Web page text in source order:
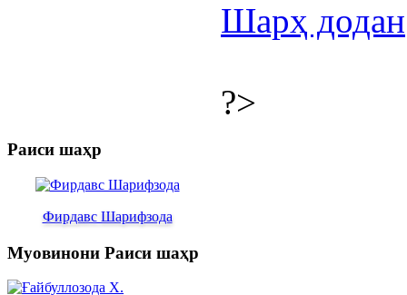
Шарҳ додан
?>
Раиси шаҳр
Фирдавс Шарифзода
Муовинони Раиси шаҳр